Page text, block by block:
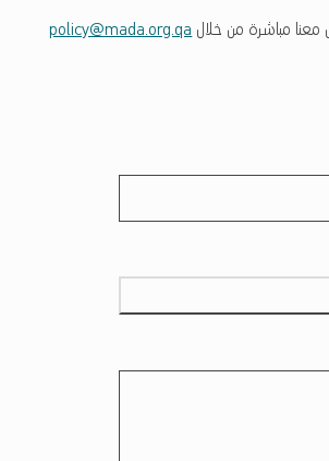
معنا مباشرة من خلال policy@mada.org.qa